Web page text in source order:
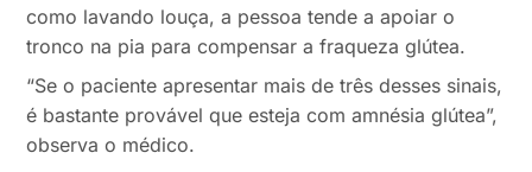
como lavando louça, a pessoa tende a apoiar o
tronco na pia para compensar a fraqueza glútea.
“Se o paciente apresentar mais de três desses sinais,
é bastante provável que esteja com amnésia glútea”,
observa o médico.